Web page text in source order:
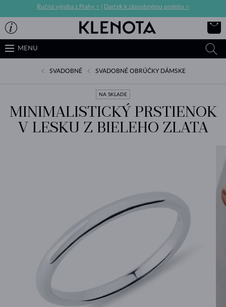
Ručná výroba z Prahy > Darček k zásnubnému prsteňu >
MENU
SVADOBNÉ SVADOBNÉ OBRÚČKY DÁMSKE
NA SKLADE
MINIMALISTICKÝ PRSTIENOK
V LESKU Z BIELEHO ZLATA